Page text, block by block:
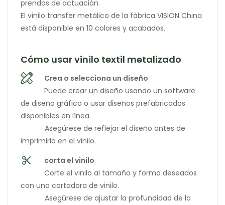
prendas de actuación.
El vinilo transfer metálico de la fábrica VISION China
está disponible en 10 colores y acabados.
Cómo usar vinilo textil metalizado
Crea o selecciona un diseño
Puede crear un diseño usando un software
de diseño gráfico o usar diseños prefabricados
disponibles en línea.
Asegúrese de reflejar el diseño antes de
imprimirlo en el vinilo.
corta el vinilo
Corte el vinilo al tamaño y forma deseados
con una cortadora de vinilo.
Asegúrese de ajustar la profundidad de la